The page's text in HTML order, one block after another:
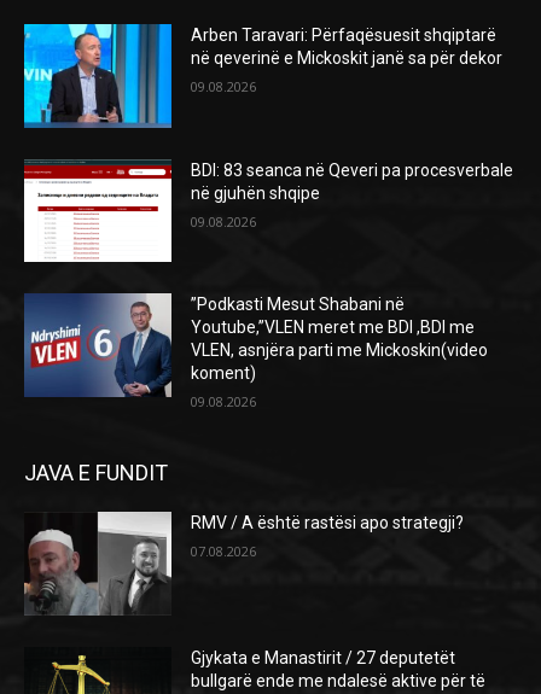
Arben Taravari: Përfaqësuesit shqiptarë
në qeverinë e Mickoskit janë sa për dekor
09.08.2026
BDI: 83 seanca në Qeveri pa procesverbale
në gjuhën shqipe
09.08.2026
”Podkasti Mesut Shabani në
Youtube,”VLEN meret me BDI ,BDI me
VLEN, asnjëra parti me Mickoskin(video
koment)
09.08.2026
JAVA E FUNDIT
RMV / A është rastësi apo strategji?
07.08.2026
Gjykata e Manastirit / 27 deputetët
bullgarë ende me ndalesë aktive për të